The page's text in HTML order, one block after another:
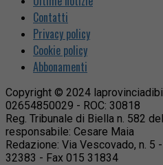
Contatti
Privacy policy
Cookie policy
Abbonamenti
Copyright © 2024
02654850029 - ROC: 30818
Reg. Tribunale di Biella n. 582
responsabile: Cesare Maia
Redazione: Via Vescovado, n. 5
32383 - Fax 015 31834